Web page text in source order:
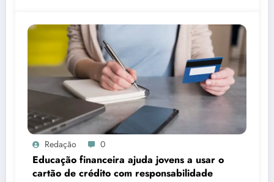
Redação 0
Educação financeira ajuda jovens a usar o
cartão de crédito com responsabilidade